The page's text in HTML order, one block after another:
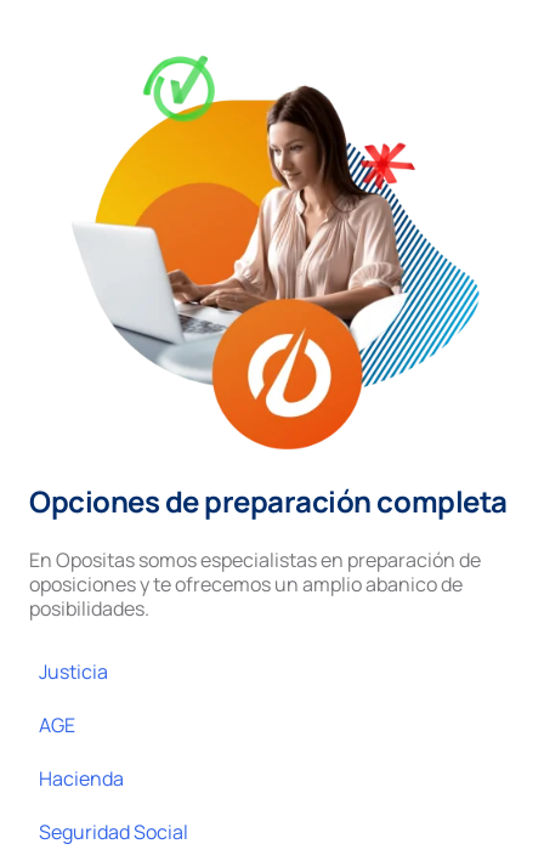
Opciones de preparación completa
En Opositas somos especialistas en preparación de
oposiciones y te ofrecemos un amplio abanico de
posibilidades.
Justicia
AGE
Hacienda
Seguridad Social